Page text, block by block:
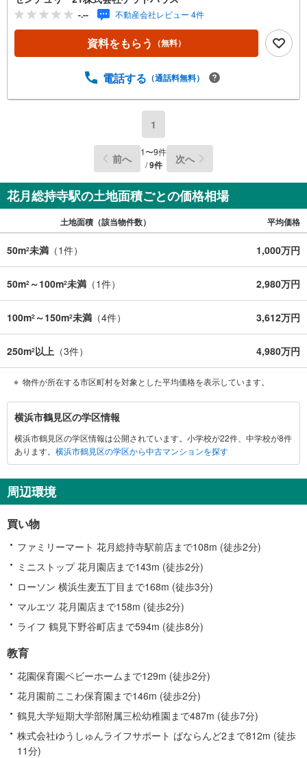
ウス」にお任せ下さい■■東横線「綱島」駅徒歩1分！夜は2
0:30まで営業しておりますのでお仕事帰りもお立ち寄りい
ただけますよ！～～・～～・～～・～～・～～・～～・～
～・～～・～～・～～・～お客様のご要望お聞かせくださ
件に合った物件をチョイスして欲しい●賃貸と売買の違い
～・～～・～～・～～・～～・～～・～～・～～・～～・
に関わる大きなお買い物になりますのでライフプランのア
ドバイスやご提案もさせていただきます！急なご依頼も大
歓迎！スピーディーに対応いたします！
-.-- 不動産会社レビュー 4件
資料をもらう （無料）
電話する （通話料無料）
1
前へ 1〜9件
/9件 次へ
花月総持寺駅の土地面積ごとの価格相場
土地面積（該当物件数） 平均価格
50m2未満 （1件） 1,000万円
50m2 ～100m2未満 （1件） 2,980万円
100m2 ～150m2未満 （4件） 3,612万円
250m2以上 （3件） 4,980万円
物件が所在する市区町村を対象とした平均価格を表示しています。
横
浜
市
鶴
区
に
す
る
情
報
横浜市鶴見区の学区情報
横浜市鶴見区の学区情報は公開されています。小学校が22件、中学校が8件
あります。 横浜市鶴見区の学区から中古マンションを探す
周辺環境
買い物
ファミリーマート 花月総持寺駅前店まで108m (徒歩2分)
ミニストップ 花月園店まで143m (徒歩2分)
ローソン 横浜生麦五丁目まで168m (徒歩3分)
マルエツ 花月園店まで158m (徒歩2分)
ライフ 鶴見下野谷町店まで594m (徒歩8分)
教育
花園保育園ベビーホームまで129m (徒歩2分)
花月園前ここわ保育園まで146m (徒歩2分)
鶴見大学短期大学部附属三松幼稚園まで487m (徒歩7分)
株式会社ゆうしゅんライフサポート ばならんど2まで812m (徒歩
11分)